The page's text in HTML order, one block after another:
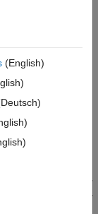
|Custom Variable
準座標系 (
を実装します。これ
」を参照し
(English)